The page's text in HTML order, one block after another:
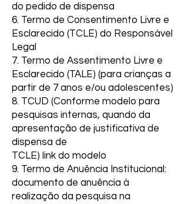
do pedido de dispensa
6. Termo de Consentimento Livre e
Esclarecido (TCLE) do Responsável
Legal
7. Termo de Assentimento Livre e
Esclarecido (TALE) (para crianças a
partir de 7 anos e/ou adolescentes)
8. TCUD (Conforme modelo para
pesquisas internas, quando da
apresentação de justificativa de
dispensa de
TCLE) link do modelo
9. Termo de Anuência Institucional:
documento de anuência à
realização da pesquisa na